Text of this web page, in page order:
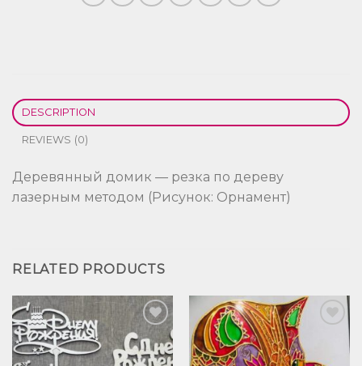
DESCRIPTION
REVIEWS (0)
Деревянный домик — резка по дереву
лазерным методом (Рисунок: Орнамент)
RELATED PRODUCTS
Добавить
в список
желаний
Добавить
в список
желаний